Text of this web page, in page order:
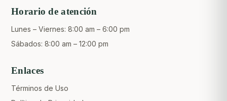
Horario de atención
Lunes – Viernes: 8:00 am – 6:00 pm
Sábados: 8:00 am – 12:00 pm
Enlaces
Términos de Uso